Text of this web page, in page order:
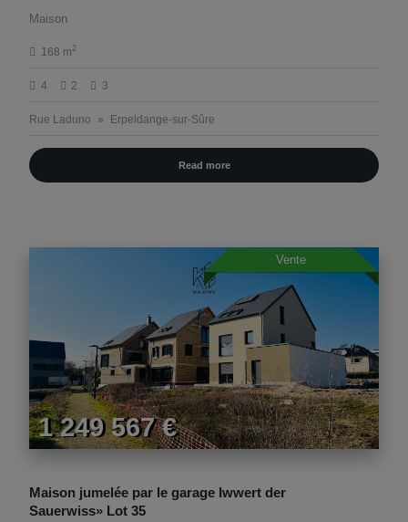
Maison
168 m2
4 2 3
Rue Laduno Erpeldange-sur-Sûre
Read more
Vente
1 249 567 €
Maison jumelée par le garage Iwwert der
Sauerwiss» Lot 35